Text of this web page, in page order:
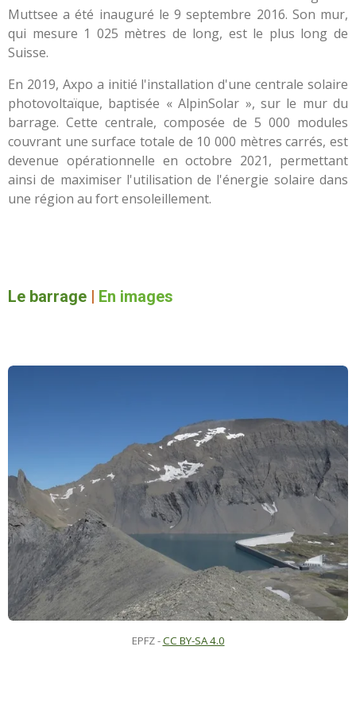
Muttsee a été inauguré le 9 septembre 2016. Son mur,
qui mesure 1 025 mètres de long, est le plus long de
Suisse.
En 2019, Axpo a initié l'installation d'une centrale solaire
photovoltaïque, baptisée « AlpinSolar », sur le mur du
barrage. Cette centrale, composée de 5 000 modules
couvrant une surface totale de 10 000 mètres carrés, est
devenue opérationnelle en octobre 2021, permettant
ainsi de maximiser l'utilisation de l'énergie solaire dans
une région au fort ensoleillement.
Le barrage En images
EPFZ -CC BY-SA 4.0